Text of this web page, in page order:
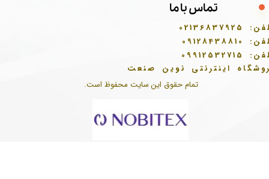
تمام حقوق این سایت محفوظ است.
تماس با ما
02136837925
09128438810
09912532715
اینترنتی نوین صنعت